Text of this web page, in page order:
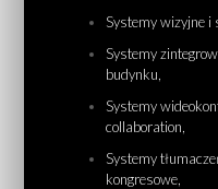
Systemy wizyjne i
Systemy
budynku,
Systemy
collaboration,
Systemy
kongresowe,